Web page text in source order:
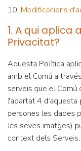
10. Modificacions
1. A qui aplica
Privacitat?
Aquesta Política
amb el Comú a
serveis que el
l'apartat 4 d'aquesta
persones les dades
les seves imatges)
context dels Serveis.